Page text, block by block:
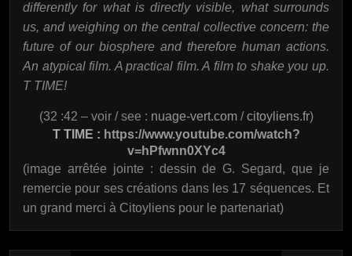
differently for what is directly visible, what surrounds
us, and weighing on the central collective concern: the
future of our biosphere and therefore human actions.
An atypical film. A practical film. A film to shake you up.
T TIME!
(32 :42 – voir / see : nuage-vert.com/citoyliens.fr)
T TIME : https://www.youtube.com/watch?
v=hPfwnn0XYc4
(image arrêtée jointe : dessin de G. Segard, que je
remercie pour ses créations dans les 17 séquences. Et
un grand merci à Citoyliens pour le partenariat)